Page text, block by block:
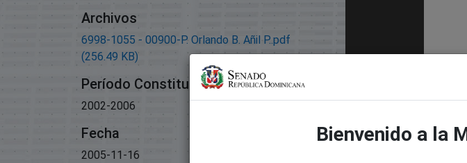
Archivos
6998-1055 - 00900-P. Orlando B. Añil P..pdf
(256.49 KB)
Período Constitucional
2002-2006
Fecha
2005-11-16
Bienvenido a la